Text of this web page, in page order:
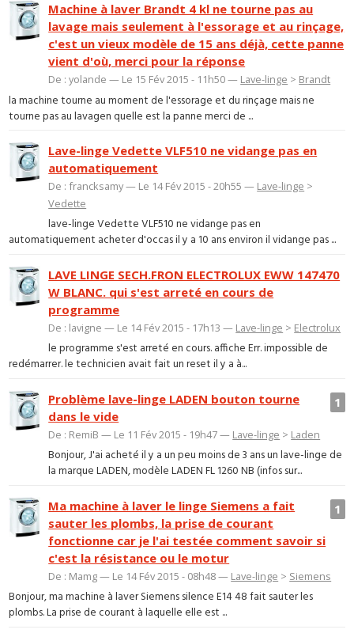
Machine à laver Brandt 4 kl ne tourne pas au
lavage mais seulement à l'essorage et au rinçage,
c'est un vieux modèle de 15 ans déjà, cette panne
vient d'où, merci pour la réponse
De : yolande — Le 15 Fév 2015 - 11h50 — Lave-linge > Brandt
la machine tourne au moment de l'essorage et du rinçage mais ne
tourne pas au lavagen quelle est la panne merci de ...
Lave-linge Vedette VLF510 ne vidange pas en
automatiquement
De : francksamy — Le 14 Fév 2015 - 20h55 — Lave-linge >
Vedette
lave-linge Vedette VLF510 ne vidange pas en
automatiquement acheter d'occas il y a 10 ans environ il vidange pas ...
LAVE LINGE SECH.FRON ELECTROLUX EWW 147470
W BLANC. qui s'est arreté en cours de
programme
De : lavigne — Le 14 Fév 2015 - 17h13 — Lave-linge > Electrolux
le programme s'est arreté en cours. affiche Err. impossible de
redémarrer. le technicien avait fait un reset il y a à...
1
Problème lave-linge LADEN bouton tourne
dans le vide
De : RemiB — Le 11 Fév 2015 - 19h47 — Lave-linge > Laden
Bonjour, J'ai acheté il y a un peu moins de 3 ans un lave-linge de
la marque LADEN, modèle LADEN FL 1260 NB (infos sur...
1
Ma machine à laver le linge Siemens a fait
sauter les plombs, la prise de courant
fonctionne car je l'ai testée comment savoir si
c'est la résistance ou le motur
De : Mamg — Le 14 Fév 2015 - 08h48 — Lave-linge > Siemens
Bonjour, ma machine à laver Siemens silence E14 48 fait sauter les
plombs. La prise de courant à laquelle elle est ...